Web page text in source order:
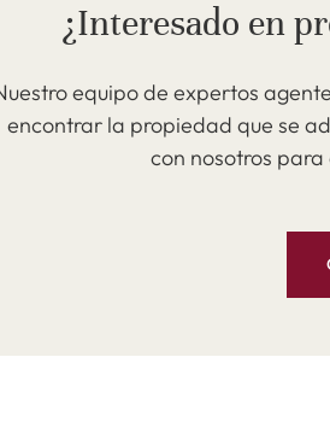
¿Interesado en
equipo de expertos
encontrar la propiedad que se
con nosotros